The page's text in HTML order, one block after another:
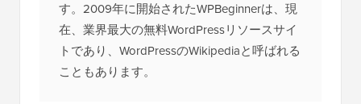
す。2009年に開始されたWPBeginnerは、現
在、業界最大の無料WordPressリソースサイ
トであり、WordPressのWikipediaと呼ばれる
こともあります。